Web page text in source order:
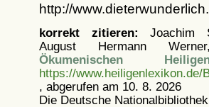
http://
korrekt zitieren: Joachim
August Hermann
Ökumenischen
https://www.heiligenlexikon.de/
, abgerufen am 10. 8. 2026
Die Deutsche